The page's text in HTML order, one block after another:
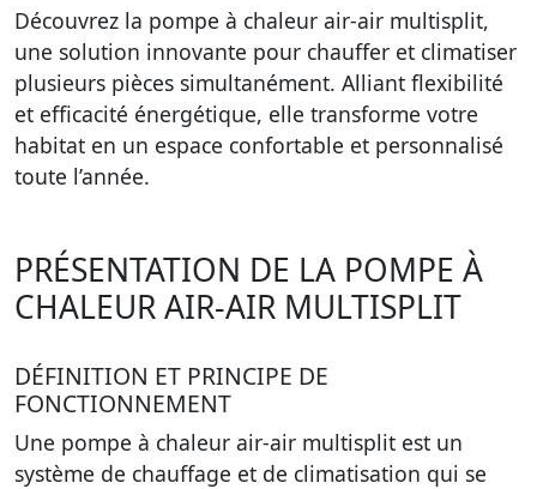
Découvrez la pompe à chaleur air-air multisplit,
une solution innovante pour chauffer et climatiser
plusieurs pièces simultanément. Alliant flexibilité
et efficacité énergétique, elle transforme votre
habitat en un espace confortable et personnalisé
toute l’année.
PRÉSENTATION DE LA POMPE À
CHALEUR AIR-AIR MULTISPLIT
DÉFINITION ET PRINCIPE DE
FONCTIONNEMENT
Une pompe à chaleur air-air multisplit est un
système de chauffage et de climatisation qui se